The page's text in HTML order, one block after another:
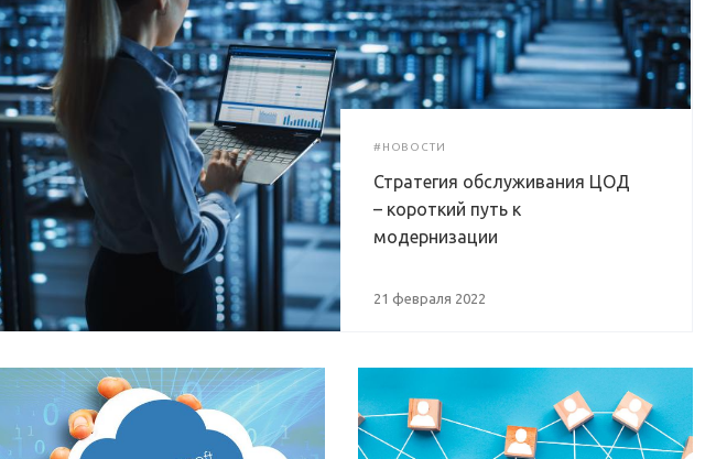
#НОВОСТИ
Стратегия обслуживания ЦОД
– короткий путь к
модернизации
21 февраля 2022